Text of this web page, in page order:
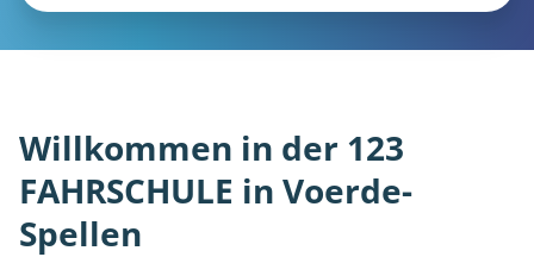
Willkommen in der 123
FAHRSCHULE in Voerde-
Spellen